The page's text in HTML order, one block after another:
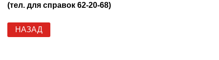
(тел. для справок 62-20-68)
НАЗАД